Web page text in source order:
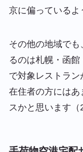
京に偏っている よ
その他の地域で
るのは札幌・函
で対象レストラ
在住者の方には
スかと思います（